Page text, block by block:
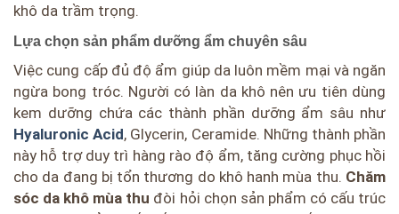
khô da trầm trọng.
Lựa chọn sản phẩm dưỡng ẩm chuyên sâu
Việc cung cấp đủ độ ẩm giúp da luôn mềm mại và ngăn
ngừa bong tróc. Người có làn da khô nên ưu tiên dùng
kem dưỡng chứa các thành phần dưỡng ẩm sâu như
Hyaluronic Acid, Glycerin, Ceramide. Những thành phần
này hỗ trợ duy trì hàng rào độ ẩm, tăng cường phục hồi
cho da đang bị tổn thương do khô hanh mùa thu. Chăm
sóc da khô mùa thu đòi hỏi chọn sản phẩm có cấu trúc